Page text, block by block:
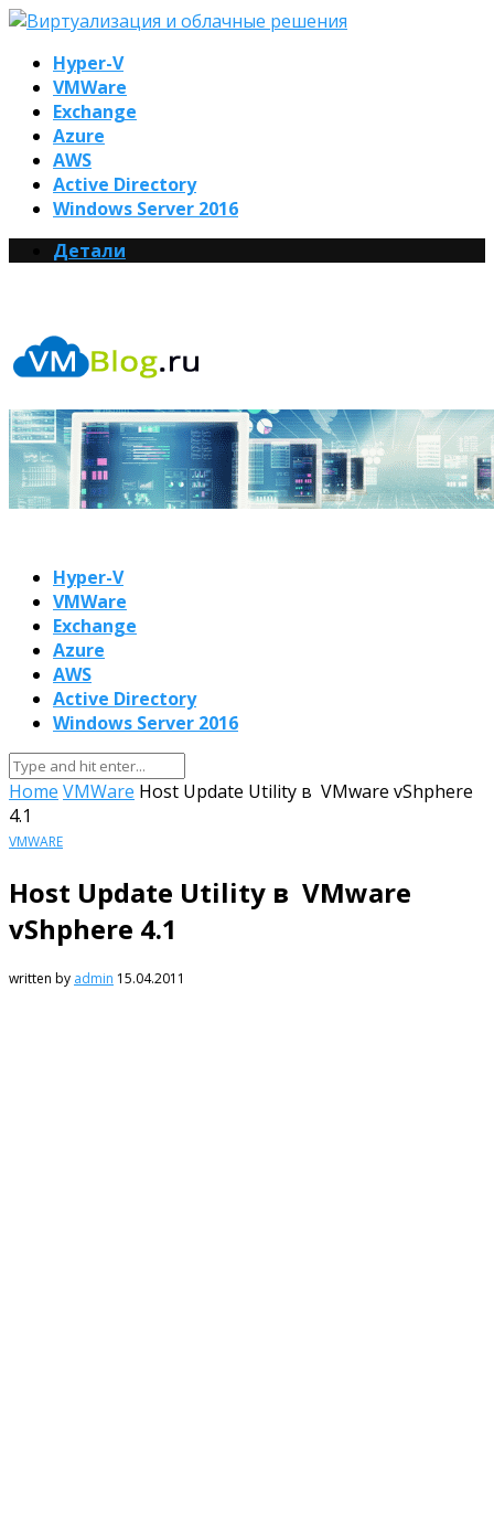
Hyper-V
VMWare
Exchange
Azure
AWS
Active Directory
Windows Server 2016
Детали
Hyper-V
VMWare
Exchange
Azure
AWS
Active Directory
Windows Server 2016
Home VMWare Host Update Utility в VMware vShphere
4.1
VMWARE
Host Update Utility в VMware
vShphere 4.1
written by admin 15.04.2011